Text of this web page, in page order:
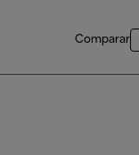
Comparar